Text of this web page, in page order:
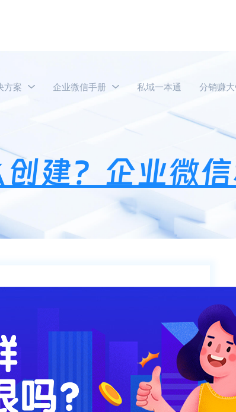
方案 企业微信手册 私域一本通 分销赚
建？企业微